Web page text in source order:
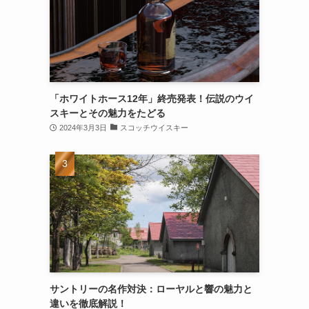
「ホワイトホース12年」終売発表！伝説のウイ
スキーとその魅力をたどる
2024年3月3日 スコッチウイスキー
サントリーの名作対決：ローヤルと響の魅力と
違いを徹底解説！